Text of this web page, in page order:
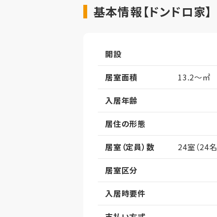
基本情報【ドンドロ家】
開設
居室面積
13.2～㎡
入居年齢
居住の形態
居室（定員）数
24室（24名
居室区分
入居時要件